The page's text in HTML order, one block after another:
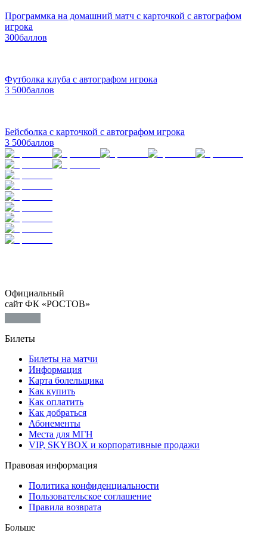
Программка на домашний матч с карточкой с автографом
игрока
300баллов
Футболка клуба с автографом игрока
3 500баллов
Бейсболка с карточкой с автографом игрока
3 500баллов
Официальный
сайт ФК «РОСТОВ»
Билеты
Билеты на матчи
Информация
Карта болельщика
Как купить
Как оплатить
Как добраться
Абонементы
Места для МГН
VIP, SKYBOX и корпоративные продажи
Правовая информация
Политика конфиденциальности
Пользовательское соглашение
Правила возврата
Больше